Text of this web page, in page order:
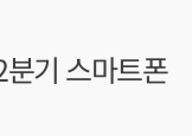
기 스마트폰